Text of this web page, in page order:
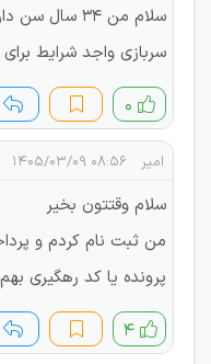
سربازی واجد شرایط
۰
امیر ۰۸:۵۶ ۱۴۰۵/۰۳/۰۹
سلام وقتتون بخیر
من ثبت نام کردم و
پرونده یا کد رهگیری
۴